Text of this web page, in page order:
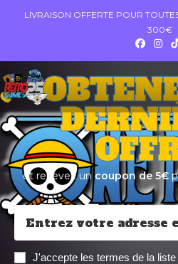
LIVRAISON OFFERTE POUR
300€
et recevez uncoupon de 5€
J'accepte les termes de la